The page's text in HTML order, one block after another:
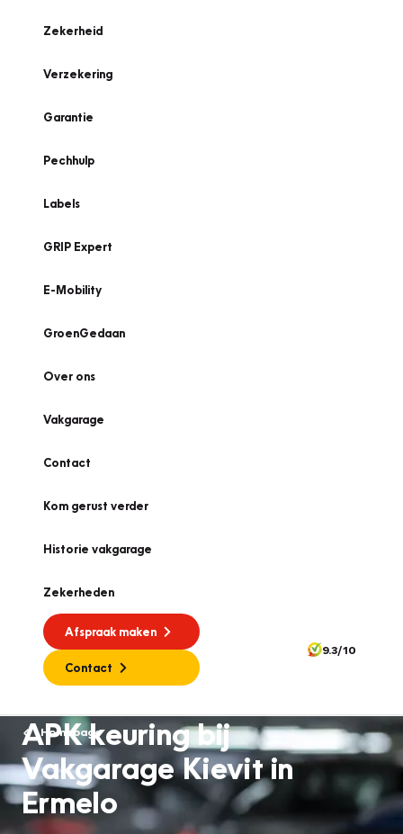
Zekerheid
Verzekering
Garantie
Pechhulp
Labels
GRIP Expert
E-Mobility
GroenGedaan
Over ons
Vakgarage
Contact
Kom gerust verder
Historie vakgarage
Zekerheden
Afspraak maken
Contact
9.3/10
Homepage
APK keuring bij
Vakgarage Kievit in
Ermelo